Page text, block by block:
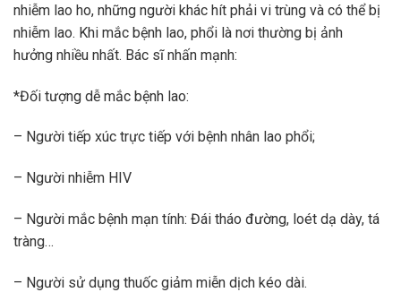
nhiễm lao ho, những người khác hít phải vi trùng và có thể bị
nhiễm lao. Khi mắc bệnh lao, phổi là nơi thường bị ảnh
hưởng nhiều nhất. Bác sĩ nhấn mạnh:
*Đối tượng dễ mắc bệnh lao:
– Người tiếp xúc trực tiếp với bệnh nhân lao phổi;
– Người nhiễm HIV
– Người mắc bệnh mạn tính: Đái tháo đường, loét dạ dày, tá
tràng…
– Người sử dụng thuốc giảm miễn dịch kéo dài.